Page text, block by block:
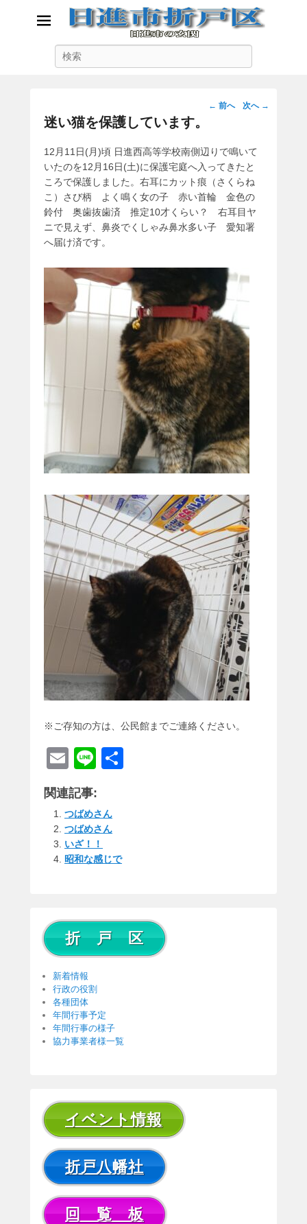
日進市折戸区
投
ビ
ゲ
ー
シ
ョ
ン
← 前へ 次へ →
迷い猫を保護しています。
12月11日(月)頃 日進西高等学校南側辺りで鳴いて
いたのを12月16日(土)に保護宅庭へ入ってきたと
ころで保護しました。右耳にカット痕（さくらね
こ）さび柄 よく鳴く女の子 赤い首輪 金色の
鈴付 奥歯抜歯済 推定10才くらい？ 右耳目ヤ
ニで見えず、鼻炎でくしゃみ鼻水多い子 愛知署
へ届け済です。
※ご存知の方は、公民館までご連絡ください。
E
m
ail
Li
e
関連記事:
つばめさん
つばめさん
いざ！！
昭和な感じで
折 戸 区
新着情報
行政の役割
各種団体
年間行事予定
年間行事の様子
協力事業者様一覧
イベント情報
折戸八幡社
回 覧 板